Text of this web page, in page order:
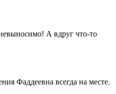
А вдруг что-то
Фаддеевна всегда на месте.